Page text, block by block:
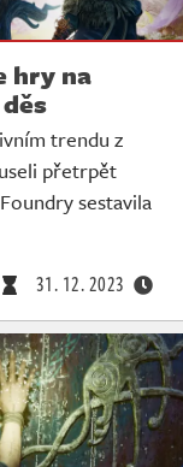
hry na
trendu z
přetrpět
sestavila
31. 12. 2023